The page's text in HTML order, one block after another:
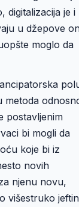
digitalizacija je i
u džepove
moglo da
metoda
postavljenim
bi mogli da
koje bi iz
novih
njenu novu,
višestruko